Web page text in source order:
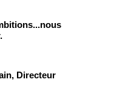
Directeur